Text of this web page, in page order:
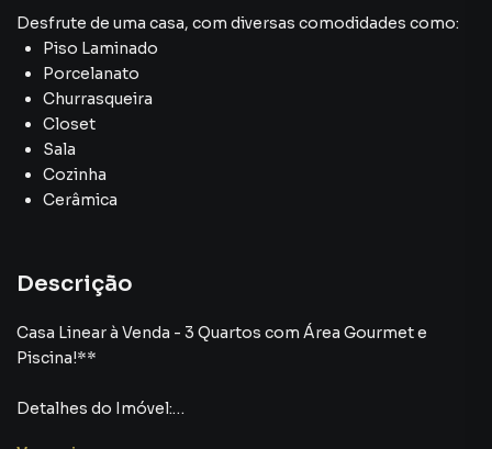
Desfrute de uma casa, com diversas comodidades como:
Piso Laminado
Porcelanato
Churrasqueira
Closet
Sala
Cozinha
Cerâmica
Descrição
Casa Linear à Venda - 3 Quartos com Área Gourmet e
Piscina!**
Detalhes do Imóvel: